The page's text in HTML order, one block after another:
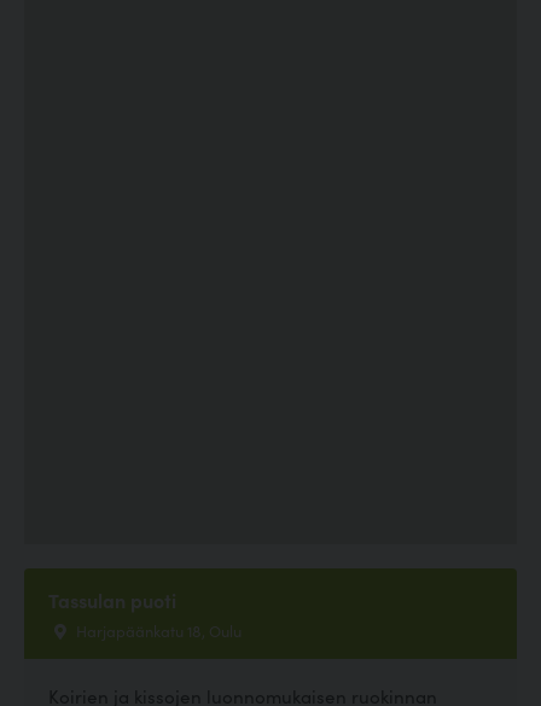
Tassulan puoti
Harjapäänkatu 18, Oulu
Koirien ja kissojen luonnomukaisen ruokinnan